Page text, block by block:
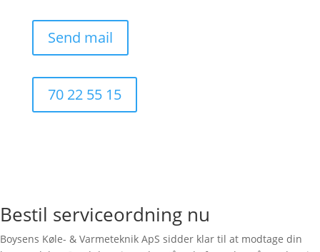
Send mail
70 22 55 15
Bestil serviceordning nu
Boysens Køle- & Varmeteknik ApS sidder klar til at modtage din